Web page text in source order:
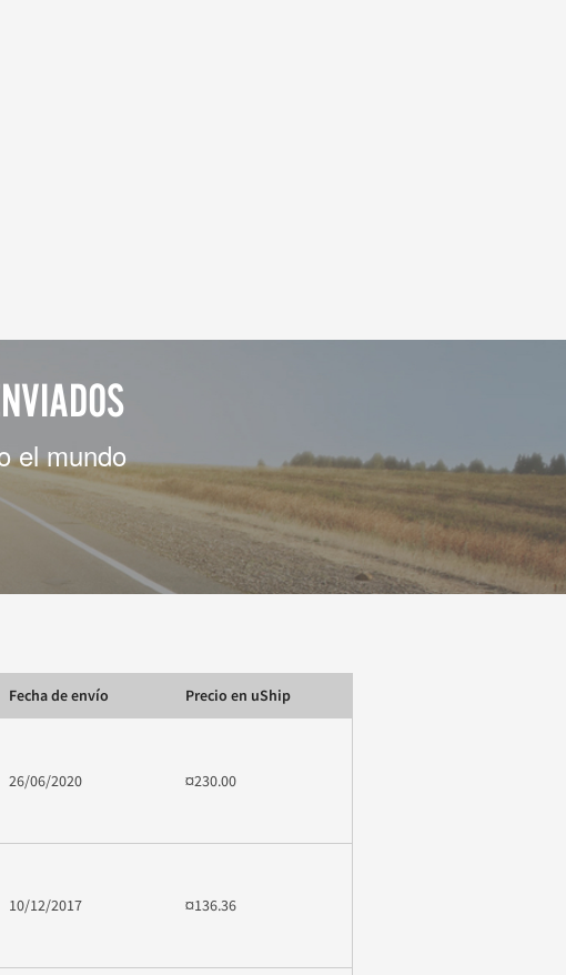
el mundo
Fecha de envío Precio en uShip
26/06/2020 ¤230.00
10/12/2017 ¤136.36